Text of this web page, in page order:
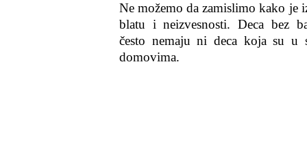
Ne možemo da zamislimo kako je
blatu i neizvesnosti. Deca bez
često nemaju ni deca koja su
domovima.